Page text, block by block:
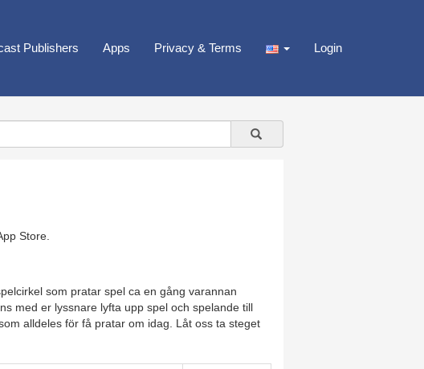
Publishers Apps Privacy & Terms Login
Store
som pratar spel ca en gång varannan
med er lyssnare lyfta upp spel och spelande till
alldeles för få pratar om idag. Låt oss ta steget